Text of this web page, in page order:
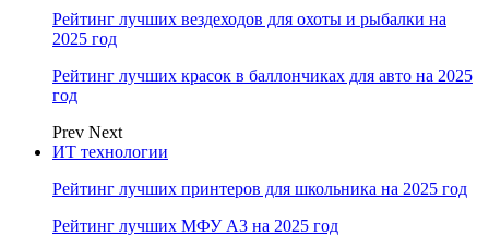
Рейтинг лучших вездеходов для охоты и рыбалки на
2025 год
Рейтинг лучших красок в баллончиках для авто на 2025
год
Prev Next
ИТ технологии
Рейтинг лучших принтеров для школьника на 2025 год
Рейтинг лучших МФУ А3 на 2025 год